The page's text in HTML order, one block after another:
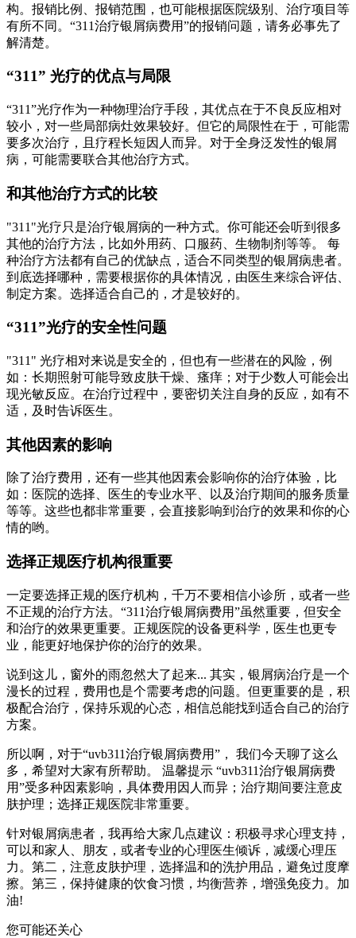
构。报销比例、报销范围，也可能根据医院级别、治疗项目等
有所不同。“311治疗银屑病费用”的报销问题，请务必事先了
解清楚。
“311” 光疗的优点与局限
“311”光疗作为一种物理治疗手段，其优点在于不良反应相对
较小，对一些局部病灶效果较好。但它的局限性在于，可能需
要多次治疗，且疗程长短因人而异。对于全身泛发性的银屑
病，可能需要联合其他治疗方式。
和其他治疗方式的比较
"311"光疗只是治疗银屑病的一种方式。你可能还会听到很多
其他的治疗方法，比如外用药、口服药、生物制剂等等。 每
种治疗方法都有自己的优缺点，适合不同类型的银屑病患者。
到底选择哪种，需要根据你的具体情况，由医生来综合评估、
制定方案。选择适合自己的，才是较好的。
“311”光疗的安全性问题
"311" 光疗相对来说是安全的，但也有一些潜在的风险，例
如：长期照射可能导致皮肤干燥、瘙痒；对于少数人可能会出
现光敏反应。在治疗过程中，要密切关注自身的反应，如有不
适，及时告诉医生。
其他因素的影响
除了治疗费用，还有一些其他因素会影响你的治疗体验，比
如：医院的选择、医生的专业水平、以及治疗期间的服务质量
等等。这些也都非常重要，会直接影响到治疗的效果和你的心
情的哟。
选择正规医疗机构很重要
一定要选择正规的医疗机构，千万不要相信小诊所，或者一些
不正规的治疗方法。“311治疗银屑病费用”虽然重要，但安全
和治疗的效果更重要。正规医院的设备更科学，医生也更专
业，能更好地保护你的治疗的效果。
说到这儿，窗外的雨忽然大了起来... 其实，银屑病治疗是一个
漫长的过程，费用也是个需要考虑的问题。但更重要的是，积
极配合治疗，保持乐观的心态，相信总能找到适合自己的治疗
方案。
所以啊，对于“uvb311治疗银屑病费用”， 我们今天聊了这么
多，希望对大家有所帮助。 温馨提示 “uvb311治疗银屑病费
用”受多种因素影响，具体费用因人而异；治疗期间要注意皮
肤护理；选择正规医院非常重要。
针对银屑病患者，我再给大家几点建议：积极寻求心理支持，
可以和家人、朋友，或者专业的心理医生倾诉，减缓心理压
力。第二，注意皮肤护理，选择温和的洗护用品，避免过度摩
擦。第三，保持健康的饮食习惯，均衡营养，增强免疫力。加
油!
您可能还关心